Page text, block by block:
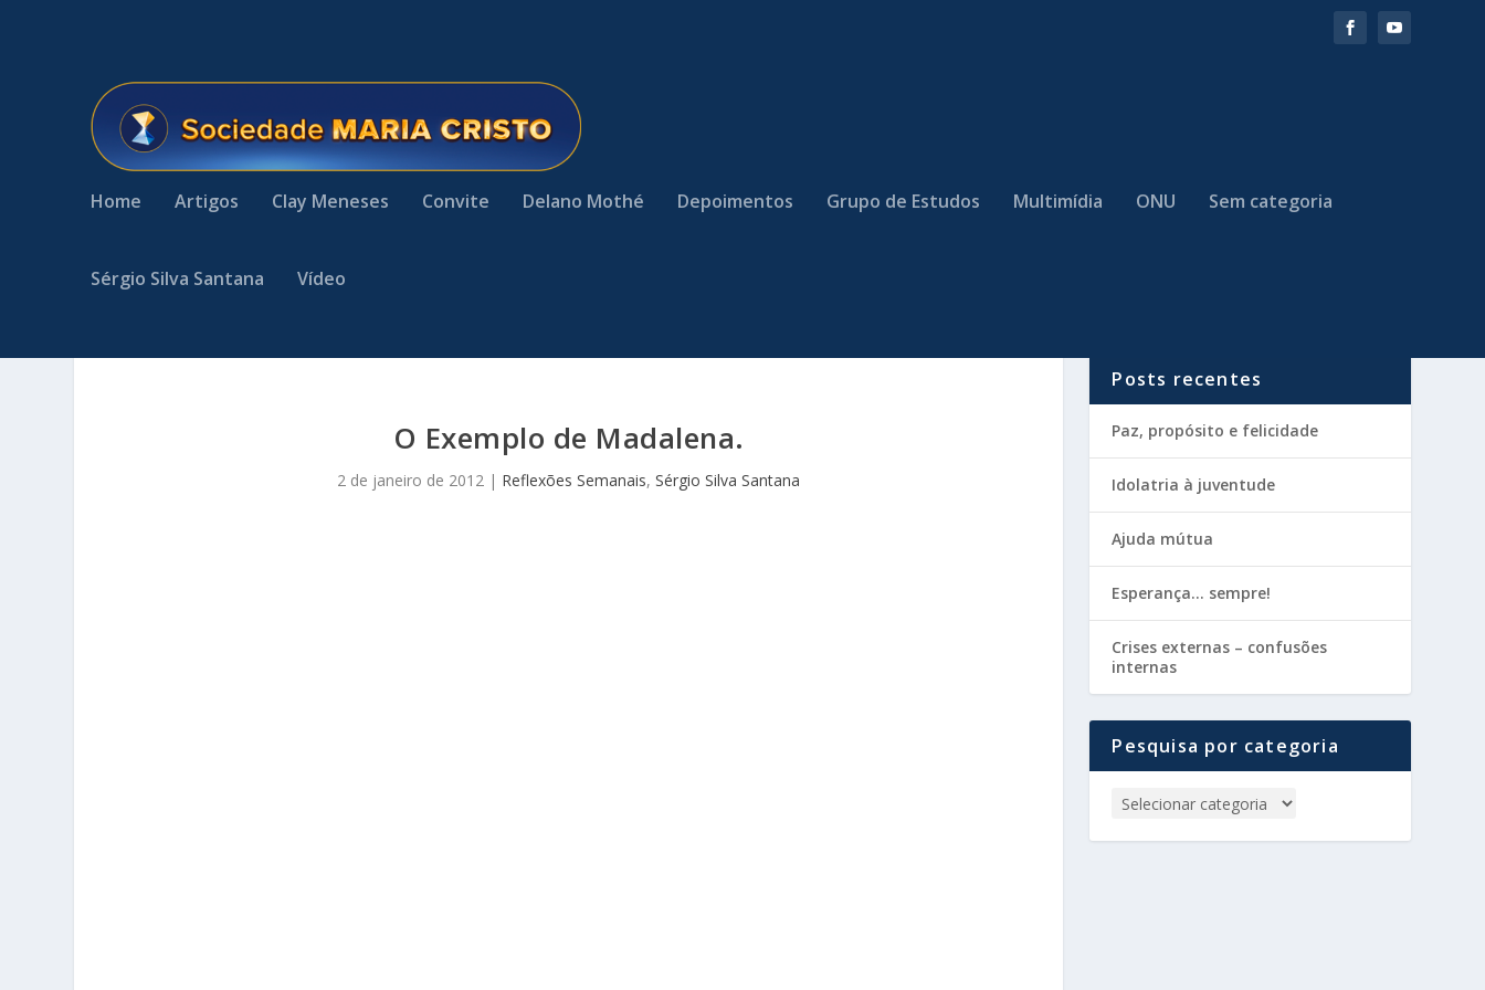
Home Artigos Clay Meneses Convite Delano Mothé Depoimentos Grupo de Estudos Multimídia ONU Sem categoria
Sérgio Silva Santana Vídeo
O Exemplo de Madalena.
2 de janeiro de 2012 | Reflexões Semanais,Sérgio Silva Santana
Posts recentes
Paz, propósito e felicidade
Idolatria à juventude
Ajuda mútua
Esperança… sempre!
Crises externas – confusões
internas
Pesquisa por categoria